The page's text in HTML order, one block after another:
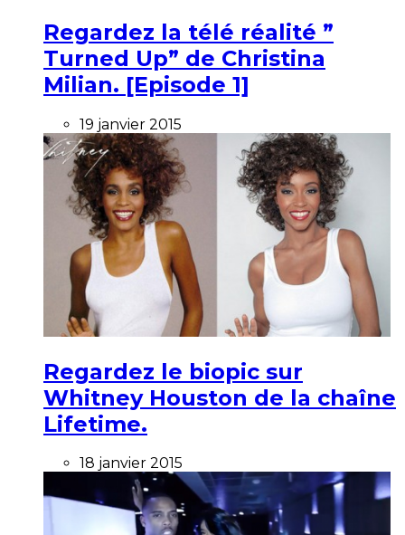
Regardez la télé réalité ”
Turned Up” de Christina
Milian. [Episode 1]
19 janvier 2015
Regardez le biopic sur
Whitney Houston de la chaîne
Lifetime.
18 janvier 2015